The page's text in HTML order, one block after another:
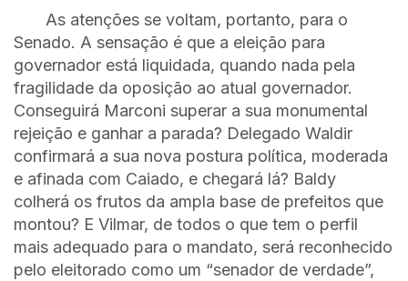
As atenções se voltam, portanto, para o
Senado. A sensação é que a eleição para
governador está liquidada, quando nada pela
fragilidade da oposição ao atual governador.
Conseguirá Marconi superar a sua monumental
rejeição e ganhar a parada? Delegado Waldir
confirmará a sua nova postura política, moderada
e afinada com Caiado, e chegará lá? Baldy
colherá os frutos da ampla base de prefeitos que
montou? E Vilmar, de todos o que tem o perfil
mais adequado para o mandato, será reconhecido
pelo eleitorado como um “senador de verdade”,